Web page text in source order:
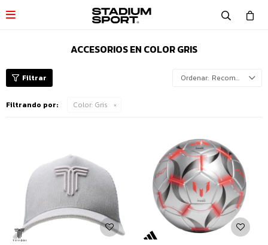

ACCESORIOS EN COLOR GRIS
Recomendados
Filtrando por: Color: Gris